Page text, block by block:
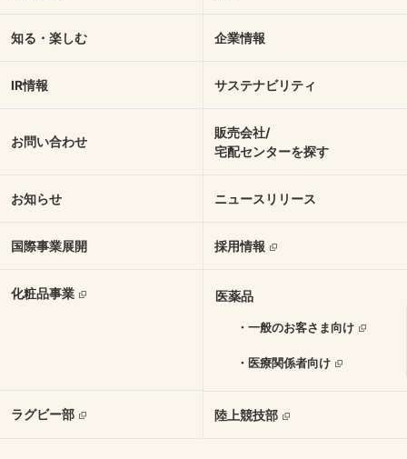
知る・楽しむ 企業情報
IR情報 サステナビリティ
お問い合わせ
販売会社/
宅配センターを探す
お知らせ ニュースリリース
国際事業展開 採用情報
化粧品事業 医薬品
・一般のお客さま向け
・医療関係者向け
ラグビー部 陸上競技部